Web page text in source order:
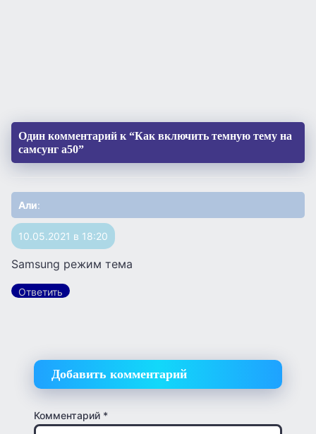
Один комментарий к “Как включить темную тему на
самсунг а50”
Али:
10.05.2021 в 18:20
Samsung режим тема
Ответить
Добавить комментарий
Комментарий *